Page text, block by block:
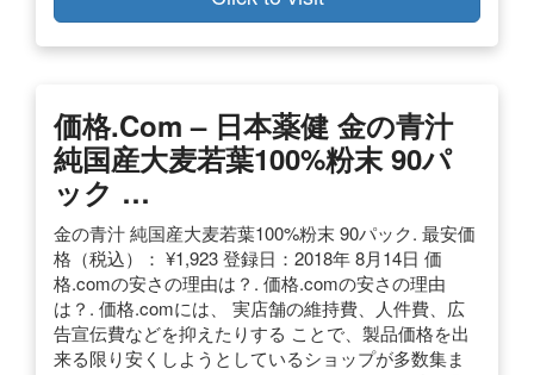
価格.com – 日本薬健 金の青汁
純国産大麦若葉100%粉末 90パ
ック …
金の青汁 純国産大麦若葉100%粉末 90パック. 最安価
格（税込）： ¥1,923 登録日：2018年 8月14日 価
格.comの安さの理由は？. 価格.comの安さの理由
は？. 価格.comには、 実店舗の維持費、人件費、広
告宣伝費などを抑えたりする ことで、製品価格を出
来る限り安くしようとしているショップが多数集ま